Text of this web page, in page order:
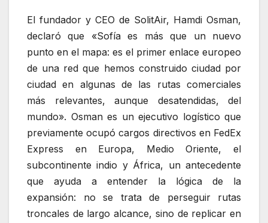
El fundador y CEO de SolitAir, Hamdi Osman,
declaró que «Sofía es más que un nuevo
punto en el mapa: es el primer enlace europeo
de una red que hemos construido ciudad por
ciudad en algunas de las rutas comerciales
más relevantes, aunque desatendidas, del
mundo». Osman es un ejecutivo logístico que
previamente ocupó cargos directivos en FedEx
Express en Europa, Medio Oriente, el
subcontinente indio y África, un antecedente
que ayuda a entender la lógica de la
expansión: no se trata de perseguir rutas
troncales de largo alcance, sino de replicar en